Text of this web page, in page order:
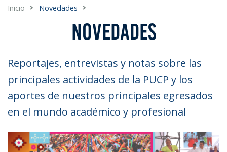
Inicio Novedades
NOVEDADES
Reportajes, entrevistas y notas sobre las
principales actividades de la PUCP y los
aportes de nuestros principales egresados
en el mundo académico y profesional